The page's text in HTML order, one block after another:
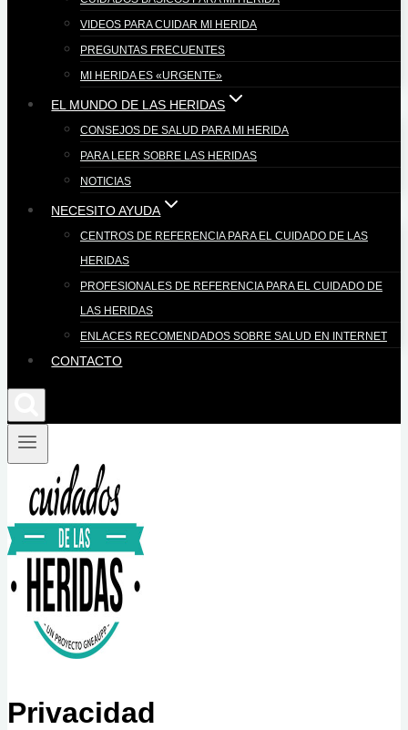
VIDEOS PARA CUIDAR MI HERIDA
PREGUNTAS FRECUENTES
MI HERIDA ES «URGENTE»
EL MUNDO DE LAS HERIDAS
CONSEJOS DE SALUD PARA MI HERIDA
PARA LEER SOBRE LAS HERIDAS
NOTICIAS
NECESITO AYUDA
CENTROS DE REFERENCIA PARA EL CUIDADO DE LAS
HERIDAS
PROFESIONALES DE REFERENCIA PARA EL CUIDADO DE
LAS HERIDAS
ENLACES RECOMENDADOS SOBRE SALUD EN INTERNET
CONTACTO
Privacidad